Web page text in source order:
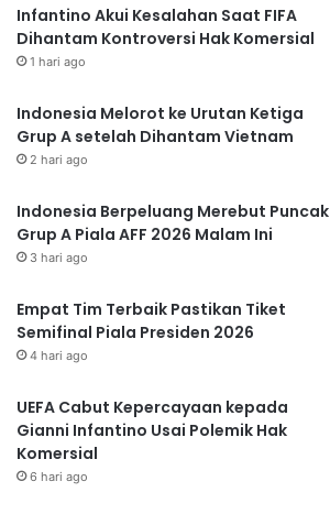
Infantino Akui Kesalahan Saat FIFA
Dihantam Kontroversi Hak Komersial
1 hari ago
Indonesia Melorot ke Urutan Ketiga
Grup A setelah Dihantam Vietnam
2 hari ago
Indonesia Berpeluang Merebut Puncak
Grup A Piala AFF 2026 Malam Ini
3 hari ago
Empat Tim Terbaik Pastikan Tiket
Semifinal Piala Presiden 2026
4 hari ago
UEFA Cabut Kepercayaan kepada
Gianni Infantino Usai Polemik Hak
Komersial
6 hari ago